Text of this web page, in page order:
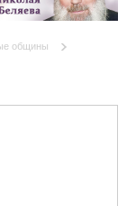
общины